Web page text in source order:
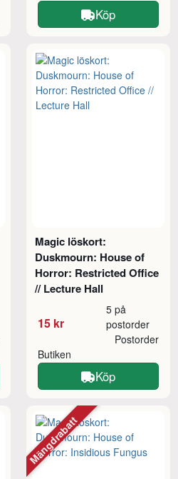
Köp
Magic löskort:
Duskmourn: House of
Horror: Restricted Office
// Lecture Hall
15 kr
5 på
postorder
Butiken
Postorder
Köp
Mängdrabatt